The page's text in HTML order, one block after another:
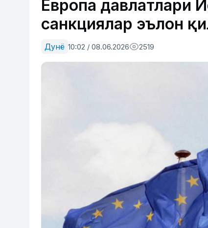
Европа давлатлари
санкциялар эълон
Дунё 10:02 / 08.06.2026 2519